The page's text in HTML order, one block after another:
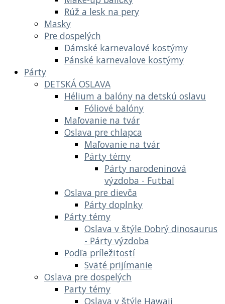
Rúž a lesk na pery
Masky
Pre dospelých
Dámské karnevalové kostýmy
Pánské karnevalove kostýmy
Párty
DETSKÁ OSLAVA
Hélium a balóny na detskú oslavu
Fóliové balóny
Maľovanie na tvár
Oslava pre chlapca
Maľovanie na tvár
Párty témy
Párty narodeninová
výzdoba - Futbal
Oslava pre dievča
Párty doplnky
Párty témy
Oslava v štýle Dobrý dinosaurus
- Párty výzdoba
Podľa príležitostí
Sväté prijímanie
Oslava pre dospelých
Party témy
Oslava v štýle Hawaii